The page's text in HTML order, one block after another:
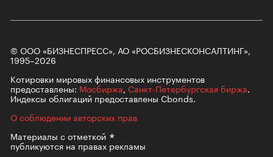
© ООО «БИЗНЕСПРЕСС», АО «РОСБИЗНЕСКОНСАЛТИНГ»,
1995–2026
Котировки мировых финансовых инструментов
предоставлены: Мосбиржа, Санкт-Петербургская биржа.
Индексы облигаций предоставлены Cbonds.
О соблюдении авторских прав
Материалы сотметкой
публикуются на правах рекламы